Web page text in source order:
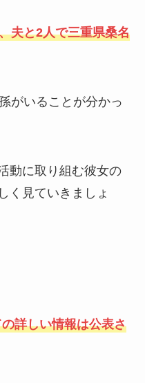
夫と2人で三重県桑名
がいることが分かっ
動に取り組む彼女の
く見ていきましょ
詳しい情報は公表さ